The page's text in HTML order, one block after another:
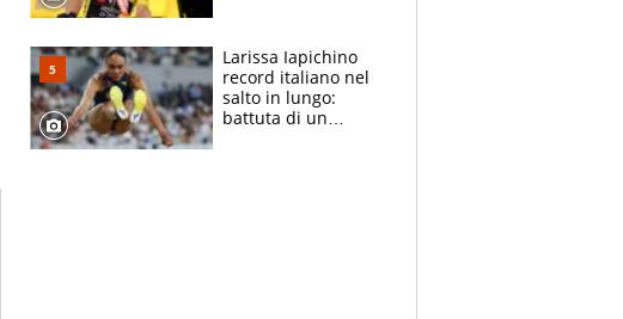
rischio da evitare
Larissa Iapichino
record italiano nel
salto in lungo:
battuta di un